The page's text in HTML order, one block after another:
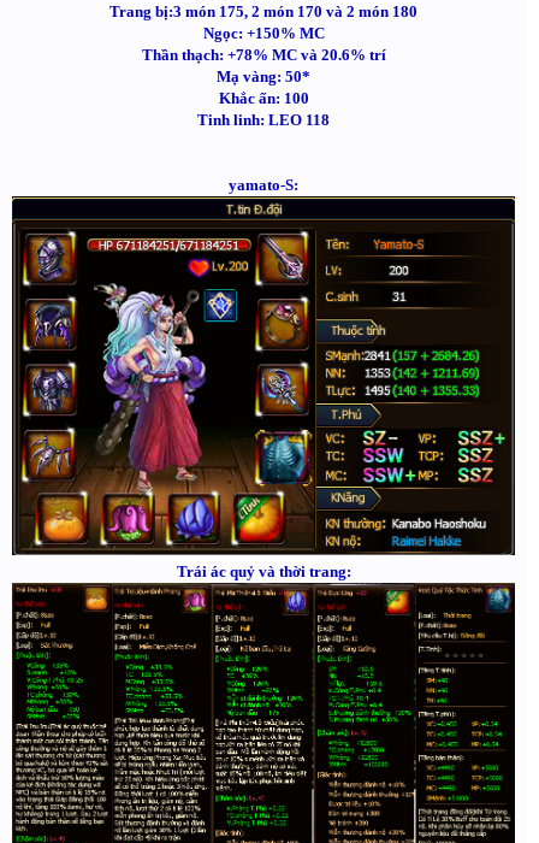
Trang bị:3 món 175, 2 món 170 và 2 món 180
Ngọc: +150% MC
Thần thạch: +78% MC và 20.6% trí
Mạ vàng: 50*
Khắc ấn: 100
Tinh linh: LEO 118
yamato-S:
Trái ác quỷ và thời trang: